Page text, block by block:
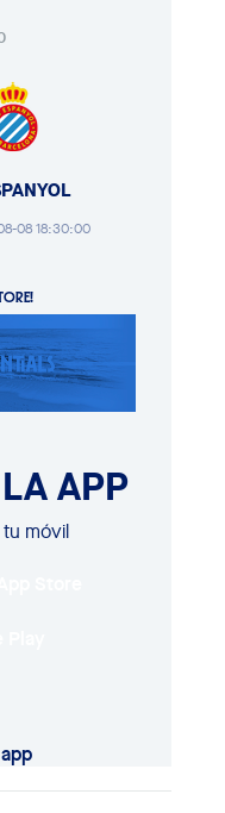
08 18:30:00
APP
móvil